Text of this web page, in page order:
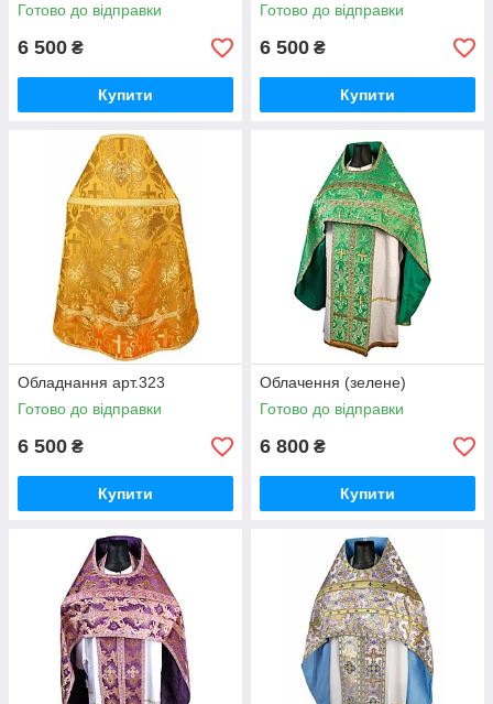
Готово до відправки
6 500 ₴
Купити
Готово до відправки
6 500 ₴
Купити
Обладнання арт.323
Готово до відправки
6 500 ₴
Купити
Облачення (зелене)
Готово до відправки
6 800 ₴
Купити